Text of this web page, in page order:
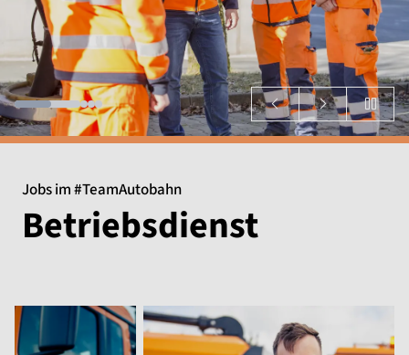
Jobs im #TeamAutobahn
Betriebsdienst